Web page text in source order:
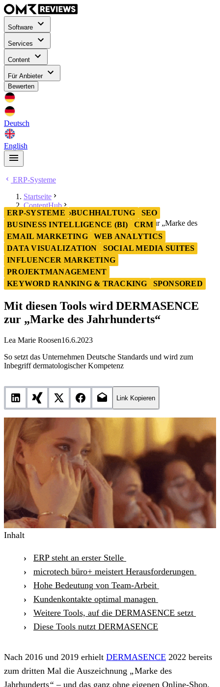
Software
Services
Content
Für Anbieter
Bewerten
Deutsch
English
ERP-Systeme
Startseite
ContentHub
ERP-Systeme
Mit diesen Tools wird DERMASENCE zur „Marke des
Jahrhunderts“
ERP-SYSTEME BUCHHALTUNG
SEO
BUSINESS INTELLIGENCE (BI)
CRM
EMAIL MARKETING
WEB ANALYTICS
DATA VISUALIZATION
SOCIAL MEDIA SUITES
INFLUENCER MARKETING
PROJEKTMANAGEMENT
KEYWORD RANKING & TRACKING
SPONSORED
Mit diesen Tools wird DERMASENCE
zur „Marke des Jahrhunderts“
Lea Marie Roosen16.6.2023
So setzt das Unternehmen Deutsche Standards und wird zum
Inbegriff dermatologischer Kompetenz
Link Kopieren
Inhalt
ERP steht an erster Stelle
microtech büro+ meistert Herausforderungen
Hohe Bedeutung von Team-Arbeit
Kundenkontakte optimal managen
Weitere Tools, auf die DERMASENCE setzt
Diese Tools nutzt DERMASENCE
Nach 2016 und 2019 erhielt DERMASENCE 2022 bereits
zum dritten Mal die Auszeichnung „Marke des
Jahrhunderts“– und das ganz ohne eigenen Online-Shop.